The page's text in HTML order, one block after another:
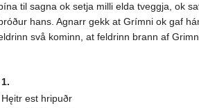
til sagna ok setja milli elda tveggja, ok
hans. Agnarr gekk at Grímni ok gaf
svå kominn, at feldrinn brann af
1.
Hęitr est hripuðr